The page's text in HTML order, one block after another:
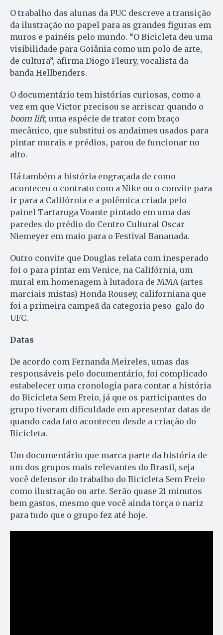
O trabalho das alunas da PUC descreve a transição
da ilustração no papel para as grandes figuras em
muros e painéis pelo mundo. “O Bicicleta deu uma
visibilidade para Goiânia como um polo de arte,
de cultura”, afirma Diogo Fleury, vocalista da
banda Hellbenders.
O documentário tem histórias curiosas, como a
vez em que Victor precisou se arriscar quando o
boom lift, uma espécie de trator com braço
mecânico, que substitui os andaimes usados para
pintar murais e prédios, parou de funcionar no
alto.
Há também a história engraçada de como
aconteceu o contrato com a Nike ou o convite para
ir para a Califórnia e a polêmica criada pelo
painel Tartaruga Voante pintado em uma das
paredes do prédio do Centro Cultural Oscar
Niemeyer em maio para o Festival Bananada.
Outro convite que Douglas relata com inesperado
foi o para pintar em Venice, na Califórnia, um
mural em homenagem à lutadora de MMA (artes
marciais mistas) Honda Rousey, californiana que
foi a primeira campeã da categoria peso-galo do
UFC.
Datas
De acordo com Fernanda Meireles, umas das
responsáveis pelo documentário, foi complicado
estabelecer uma cronologia para contar a história
do Bicicleta Sem Freio, já que os participantes do
grupo tiveram dificuldade em apresentar datas de
quando cada fato aconteceu desde a criação do
Bicicleta.
Um documentário que marca parte da história de
um dos grupos mais relevantes do Brasil, seja
você defensor do trabalho do Bicicleta Sem Freio
como ilustração ou arte. Serão quase 21 minutos
bem gastos, mesmo que você ainda torça o nariz
para tudo que o grupo fez até hoje.